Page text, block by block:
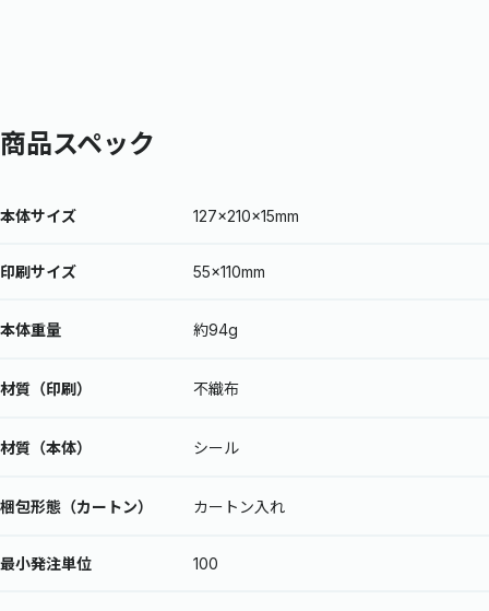
商品スペック
本体サイズ 127×210×15mm
印刷サイズ 55×110mm
本体重量 約94g
材質（印刷） 不織布
材質（本体） シール
梱包形態（カートン） カートン入れ
最小発注単位 100